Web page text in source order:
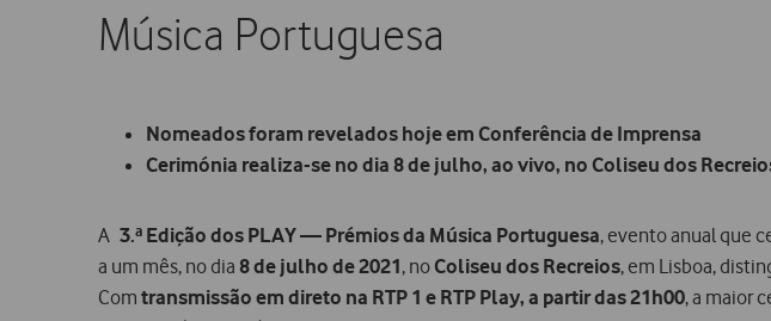
Música Portuguesa
Nomeados foram revelados hoje em Conferência de Imprensa
Cerimónia realiza-se no dia 8 de julho, ao vivo, no Coliseu dos
A 3.ª Edição dos PLAY — Prémios da Música Portuguesa, evento anual que
a um mês, no dia 8 de julho de 2021, noColiseu dos Recreios, em Lisboa,
Com transmissão em direto na RTP 1 e RTP Play, a partir das 21h00, a maior